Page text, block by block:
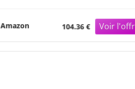
Panneaux – Batterie Non Incluse
Amazon 104.36 €